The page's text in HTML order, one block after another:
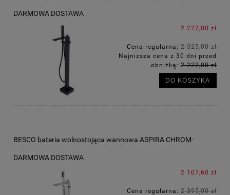
DARMOWA DOSTAWA
2 222,00 zł
Cena regularna: 2 525,00 zł
Najniższa cena z 30 dni przed
obniżką: 2 222,00 zł
DO KOSZYKA
BESCO bateria wolnostojąca wannowa ASPIRA CHROM-
DARMOWA DOSTAWA
2 107,60 zł
Cena regularna: 2 395,00 zł